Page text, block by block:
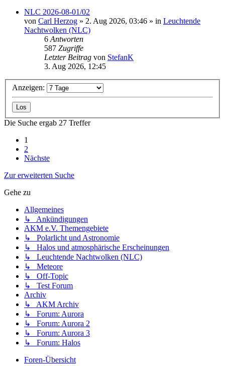
NLC 2026-08-01/02
von Carl Herzog » 2. Aug 2026, 03:46 » in Leuchtende
Nachtwolken (NLC)
6 Antworten
587 Zugriffe
Letzter Beitrag von StefanK
3. Aug 2026, 12:45
Anzeigen:
Die Suche ergab 27 Treffer
1
2
Nächste
Zur erweiterten Suche
Gehe zu
Allgemeines
↳ Ankündigungen
AKM e.V. Themengebiete
↳ Polarlicht und Astronomie
↳ Halos und atmosphärische Erscheinungen
↳ Leuchtende Nachtwolken (NLC)
↳ Meteore
↳ Off-Topic
↳ Test Forum
Archiv
↳ AKM Archiv
↳ Forum: Aurora
↳ Forum: Aurora 2
↳ Forum: Aurora 3
↳ Forum: Halos
Foren-Übersicht